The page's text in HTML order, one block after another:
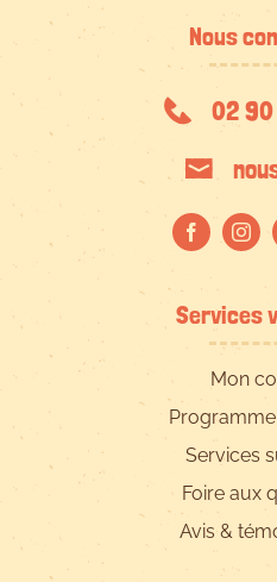
Nous
02 90
Services
Mon
Services
Foire aux
Avis &